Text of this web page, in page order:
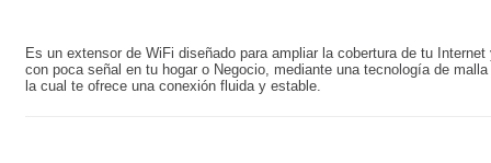
Es un extensor de WiFi diseñado para ampliar la cobertura de tu
con poca señal en tu hogar o Negocio, mediante una tecnología de
la cual te ofrece una conexión fluida y estable.